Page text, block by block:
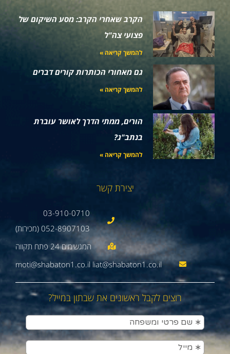
הקרב שאחרי הקרב: מסע השיקום של
פצועי צה"ל
להמשך קריאה »
גם מאחורי הכותרות קורים דברים
להמשך קריאה »
הורים, ממתי הדרך לאושר עוברת
בנתב"ג?
להמשך קריאה »
יצירת קשר
03-910-0710
052-8907103 (מכירות)
moti@shabaton1.co.il liat@shabaton1.co.il
רוצים לקבל ראשונים את שבתון במייל?